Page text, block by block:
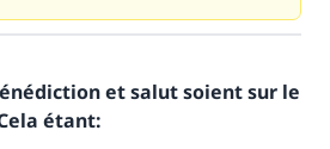
et salut soient sur le
étant: